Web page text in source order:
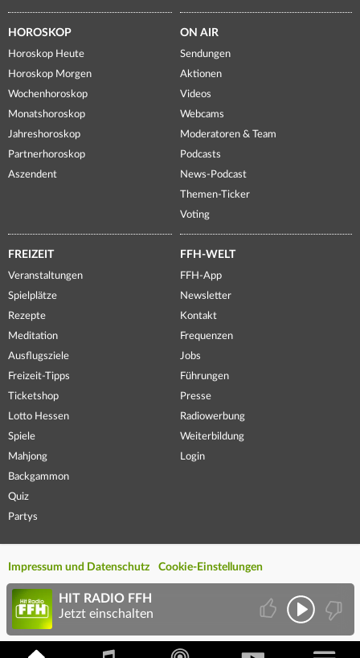
HOROSKOP
Horoskop Heute
Horoskop Morgen
Wochenhoroskop
Monatshoroskop
Jahreshoroskop
Partnerhoroskop
Aszendent
ON AIR
Sendungen
Aktionen
Videos
Webcams
Moderatoren & Team
Podcasts
News-Podcast
Themen-Ticker
Voting
FREIZEIT
Veranstaltungen
Spielplätze
Rezepte
Meditation
Ausflugsziele
Freizeit-Tipps
Ticketshop
Lotto Hessen
Spiele
Mahjong
Backgammon
Quiz
Partys
FFH-WELT
FFH-App
Newsletter
Kontakt
Frequenzen
Jobs
Führungen
Presse
Radiowerbung
Weiterbildung
Login
Impressum und Datenschutz Cookie-Einstellungen
HIT RADIO FFH
Jetzt einschalten